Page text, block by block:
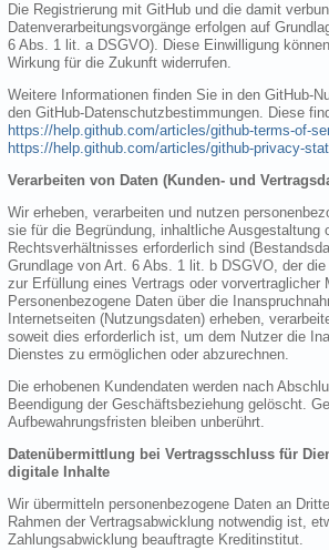
Die Registrierung mit GitHub und die damit
Datenverarbeitungsvorgänge erfolgen auf
6 Abs. 1 lit. a DSGVO). Diese Einwilligung
Wirkung für die Zukunft widerrufen.
Weitere Informationen finden Sie in den GitHub-
den GitHub-Datenschutzbestimmungen. Diese
https://help.github.com/articles/github-terms-of-
https://help.github.com/articles/github-privacy-
Verarbeiten von Daten (Kunden- und
Wir erheben, verarbeiten und nutzen
sie für die Begründung, inhaltliche Ausgestaltung
Rechtsverhältnisses erforderlich sind
Grundlage von Art. 6 Abs. 1 lit. b DSGVO, der
zur Erfüllung eines Vertrags oder vorvertraglicher
Personenbezogene Daten über die
Internetseiten (Nutzungsdaten) erheben,
soweit dies erforderlich ist, um dem Nutzer die
Dienstes zu ermöglichen oder abzurechnen.
Die erhobenen Kundendaten werden nach
Beendigung der Geschäftsbeziehung gelöscht.
Aufbewahrungsfristen bleiben unberührt.
Datenübermittlung bei Vertragsschluss für
digitale Inhalte
Wir übermitteln personenbezogene Daten an
Rahmen der Vertragsabwicklung notwendig ist,
Zahlungsabwicklung beauftragte Kreditinstitut.